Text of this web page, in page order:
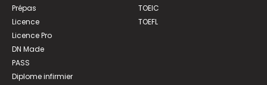
Prépas
Licence
Licence Pro
DN Made
PASS
Diplome infirmier
TOEIC
TOEFL